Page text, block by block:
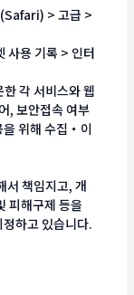
> 고급 >
사용 기록 > 인터
각 서비스와 웹
, 보안접속 여부
위해 수집・이
서 책임지고, 개
피해구제 등을
하고 있습니다.